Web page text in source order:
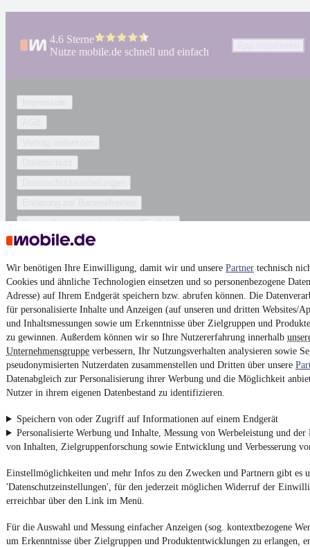
Wir benötigen Ihre Einwilligung, damit wir und unsere Partner technisch
Cookies und ähnliche Technologien einsetzen und so personenbezogene
Adresse) auf Ihrem Endgerät speichern bzw. abrufen können. Die
für personalisierte Inhalte und Anzeigen (auf unseren und dritten Websites/
und Inhaltsmessungen sowie um Erkenntnisse über Zielgruppen und
zu gewinnen. Außerdem können wir so Ihre Nutzererfahrung innerhalb
Unternehmensgruppe verbessern, Ihr Nutzungsverhalten analysieren sowie
pseudonymisierten Nutzerdaten zusammenstellen und Dritten über unsere
Datenabgleich zur Personalisierung ihrer Werbung und die Möglichkeit
Nutzer in ihrem eigenen Datenbestand zu identifizieren.
Speichern von oder Zugriff auf Informationen auf einem Endgerät
Personalisierte Werbung und Inhalte, Messung von Werbeleistung und der
von Inhalten, Zielgruppenforschung sowie Entwicklung und Verbesserung
Einstellmöglichkeiten und mehr Infos zu den Zwecken und Partnern gibt es
'Datenschutzeinstellungen', für den jederzeit möglichen Widerruf der
erreichbar über den Link im Menü.
Für die Auswahl und Messung einfacher Anzeigen (sog. kontextbezogene
um Erkenntnisse über Zielgruppen und Produktentwicklungen zu erlangen,
4.6 Sterne
Nutze mobile.de schnell und einfach
Report Security Vulnerability (English)
Ob Neuwagen , Gebrauchtwagenoder Leasing-Angebote : Alle
Fahrzeuge gibt es bei mobile.de